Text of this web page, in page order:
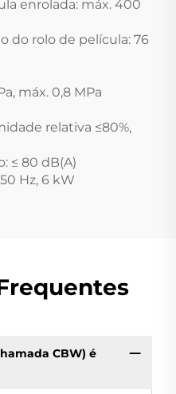
enrolada: máx. 400
do rolo de película: 76
máx. 0,8 MPa
relativa ≤80%,
≤ 80 dB(A)
Hz, 6 kW
CBW) é